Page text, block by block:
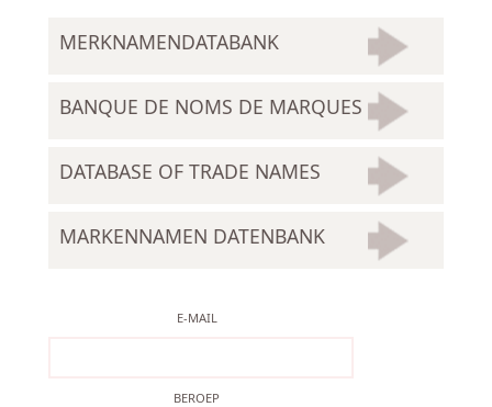
MERKNAMENDATABANK
BANQUE DE NOMS DE MARQUES
DATABASE OF TRADE NAMES
MARKENNAMEN DATENBANK
E-MAIL
BEROEP